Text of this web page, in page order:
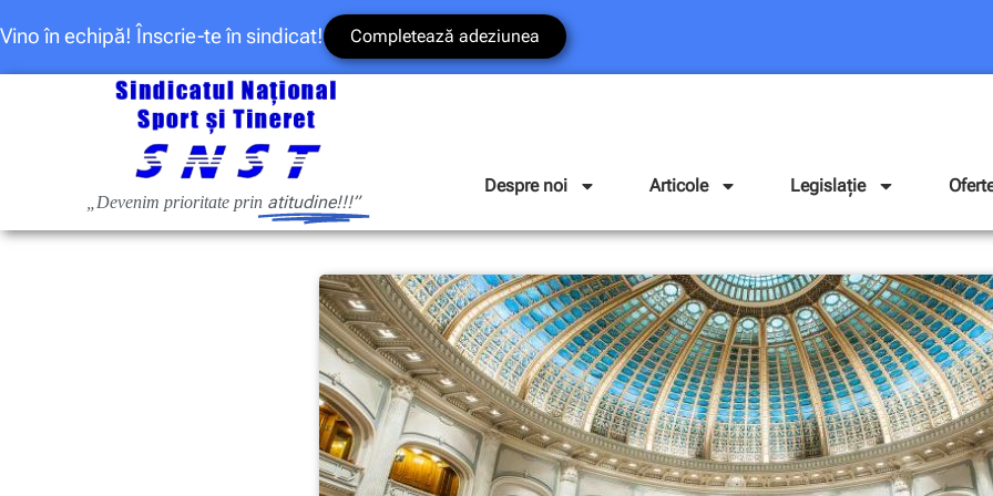
Vino în echipă! Înscrie-te în sindicat! Completează adeziunea
„Devenim prioritate prin atitudine!!!”
Despre noi Articole Legislație